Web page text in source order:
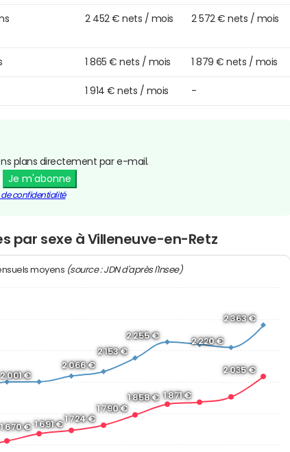
2 452 € nets / mois 2 572 € nets / mois
1 865 € nets / mois 1 879 € nets / mois
1 914 € nets / mois -
plans directement par e-mail.
Je m'abonne
de confidentialité
par sexe à Villeneuve-en-Retz
moyens (source : JDN d'après l'Insee)
1 670 € 1 691 €
1 724 €
1 790 €
1 858 € 1 871 €
2 035 €
2 001 €
2 066 €
2 153 €
2 255 €
2 220 €
2 363 €